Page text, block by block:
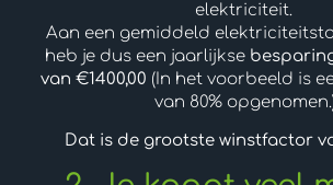
elektriciteit.
Aan een gemiddeld
heb je dus een jaarlijkse
van €1400,00 (In het voorbeeld is
van 80%
Dat is de grootste winstfactor